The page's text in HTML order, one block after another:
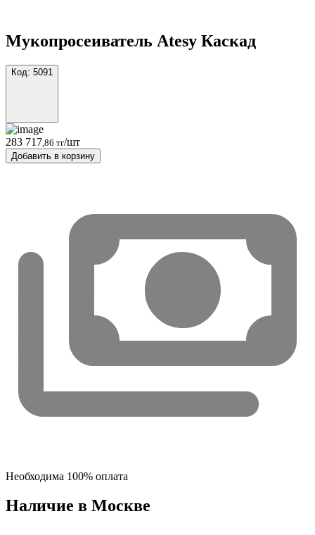
Мукопросеиватель Atesy Каскад
Код: 5091
283 717 ,86 тг/шт
Добавить в корзину
Необходима 100% оплата
Наличие в Москвe